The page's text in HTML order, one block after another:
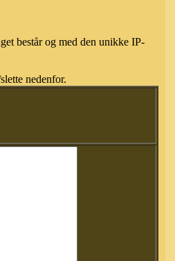
består og med den unikke IP-
nedenfor.